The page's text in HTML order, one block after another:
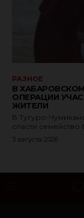
РАЗНОЕ
В
ОПЕРАЦИИ
ЖИТЕЛИ
В Тугуро-
спасти семейство
3 августа 2026